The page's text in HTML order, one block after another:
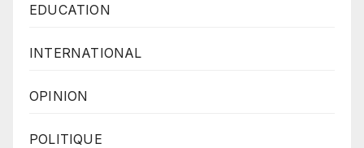
EDUCATION
INTERNATIONAL
OPINION
POLITIQUE